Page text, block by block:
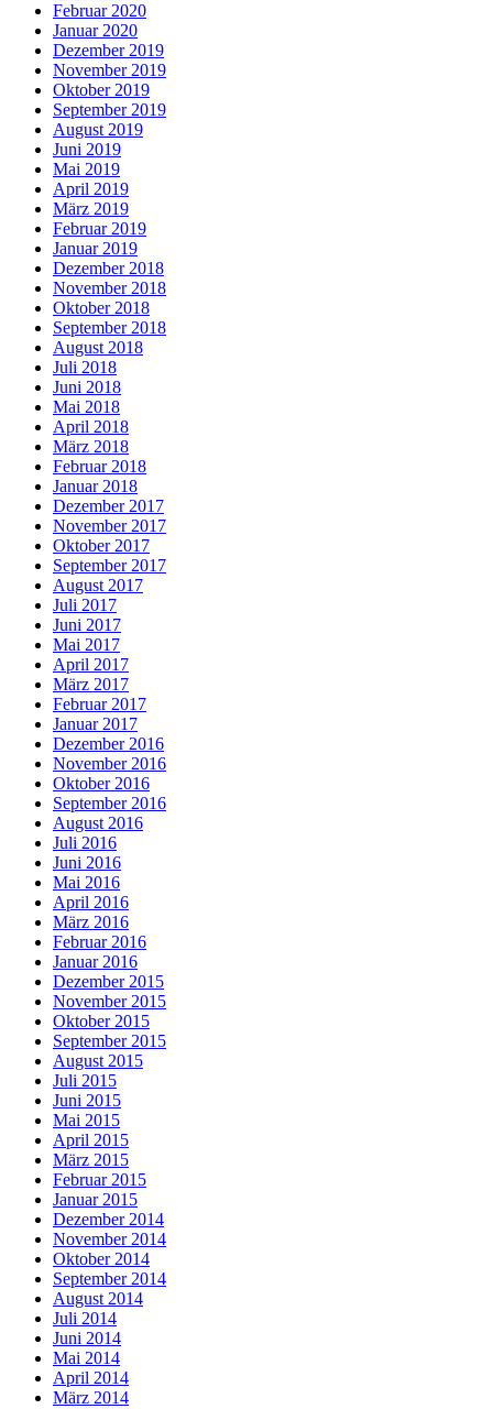
Februar 2020
Januar 2020
Dezember 2019
November 2019
Oktober 2019
September 2019
August 2019
Juni 2019
Mai 2019
April 2019
März 2019
Februar 2019
Januar 2019
Dezember 2018
November 2018
Oktober 2018
September 2018
August 2018
Juli 2018
Juni 2018
Mai 2018
April 2018
März 2018
Februar 2018
Januar 2018
Dezember 2017
November 2017
Oktober 2017
September 2017
August 2017
Juli 2017
Juni 2017
Mai 2017
April 2017
März 2017
Februar 2017
Januar 2017
Dezember 2016
November 2016
Oktober 2016
September 2016
August 2016
Juli 2016
Juni 2016
Mai 2016
April 2016
März 2016
Februar 2016
Januar 2016
Dezember 2015
November 2015
Oktober 2015
September 2015
August 2015
Juli 2015
Juni 2015
Mai 2015
April 2015
März 2015
Februar 2015
Januar 2015
Dezember 2014
November 2014
Oktober 2014
September 2014
August 2014
Juli 2014
Juni 2014
Mai 2014
April 2014
März 2014